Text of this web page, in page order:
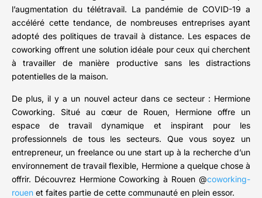
l’augmentation du télétravail. La pandémie de COVID-19 a
accéléré cette tendance, de nombreuses entreprises ayant
adopté des politiques de travail à distance. Les espaces de
coworking offrent une solution idéale pour ceux qui cherchent
à travailler de manière productive sans les distractions
potentielles de la maison.
De plus, il y a un nouvel acteur dans ce secteur : Hermione
Coworking. Situé au cœur de Rouen, Hermione offre un
espace de travail dynamique et inspirant pour les
professionnels de tous les secteurs. Que vous soyez un
entrepreneur, un freelance ou une start up à la recherche d’un
environnement de travail flexible, Hermione a quelque chose à
offrir. Découvrez Hermione Coworking à Rouen @coworking-
rouen et faites partie de cette communauté en plein essor.